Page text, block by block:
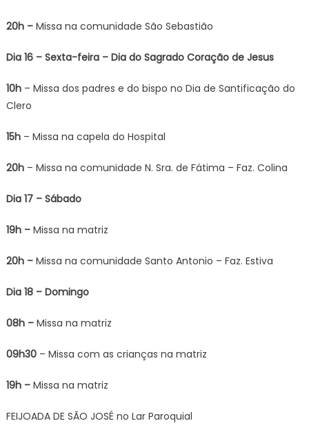
20h – Missa na comunidade São Sebastião
Dia 16 – Sexta-feira – Dia do Sagrado Coração de Jesus
10h– Missa dos padres e do bispo no Dia de Santificação do
Clero
15h – Missa na capela do Hospital
20h – Missa na comunidade N. Sra. de Fátima – Faz. Colina
Dia 17 – Sábado
19h – Missa na matriz
20h – Missa na comunidade Santo Antonio – Faz. Estiva
Dia 18 – Domingo
08h – Missa na matriz
09h30– Missa com as crianças na matriz
19h – Missa na matriz
FEIJOADA DE SÃO JOSÉ no Lar Paroquial